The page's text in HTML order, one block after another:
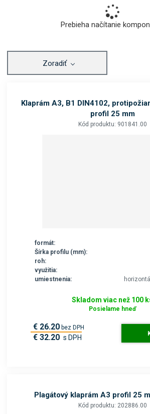
u
Prebieha načítanie
Zoradiť
Klaprám A3, B1 DIN4102,
profil 25 mm
Kód produktu: 901841.00
formát:
Šírka profilu (mm):
roh:
využitia:
umiestnenia:
Skladom viac než 100
Posielame hneď
€ 26.20 bez DPH
€ 32.20 s DPH
Plagátový klaprám A3 profil 25
Kód produktu: 202886.00